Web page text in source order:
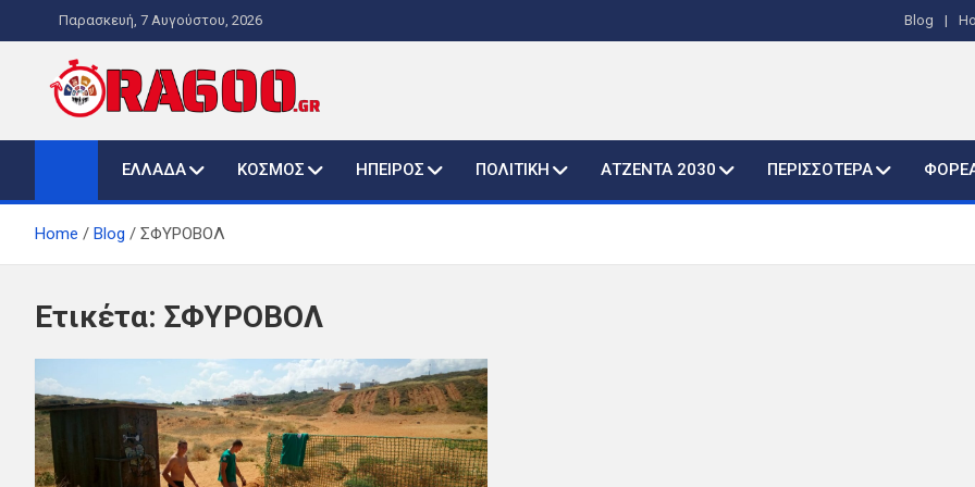
to
Παρασκευή, 7 Αυγούστου, 2026 Blog
ORA600.GR
Η ΑΛΗΘΙΝΗ ΩΡΑ ΕΝΗΜΕΡΩΣΗΣ
ΕΛΛΑΔΑ
ΚΟΣΜΟΣ ΗΠΕΙΡΟΣ ΠΟΛΙΤΙΚΗ ΑΤΖΕΝΤΑ 2030 ΠΕΡΙΣΣΟΤΕΡΑ
Home Blog ΣΦΥΡΟΒΟΛ
Ετικέτα: ΣΦΥΡΟΒΟΛ